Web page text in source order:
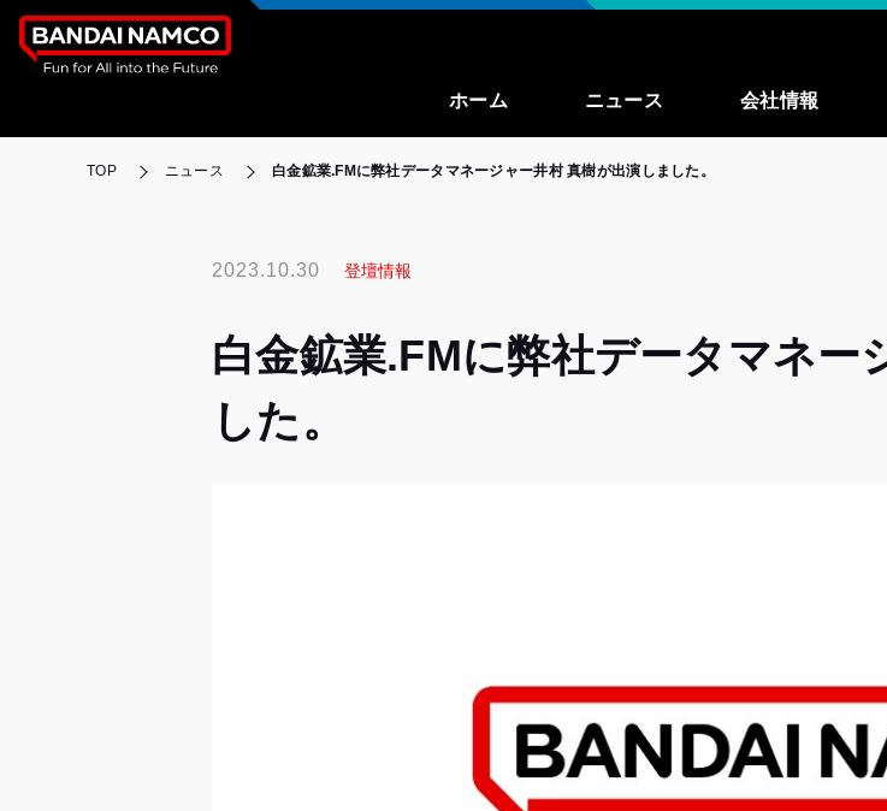
ホーム ニュース 会社情報
TOP ニュース 白金鉱業.FMに弊社データマネージャー井村 真樹が出演しました。
2023.10.30 登壇情報
白金鉱業.FMに弊社データマネー
した。